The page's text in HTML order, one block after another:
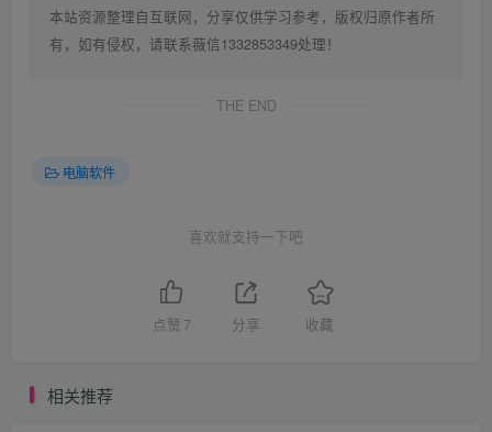
本站资源整理自互联网，分享仅供学习参考，版权归原作者所
有，如有侵权，请联系薇信1332853349处理！
THE END
电脑软件
喜欢就支持一下吧
点赞 7 分享 收藏
相关推荐